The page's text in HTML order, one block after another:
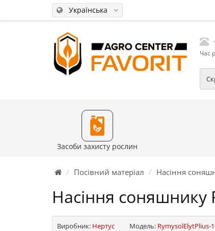
Українська
Час
Засоби захисту рослин
Посівний матеріал Насіння
Насіння соняшнику
Виробник: Нертус Модель: RymysolElytPlius-1